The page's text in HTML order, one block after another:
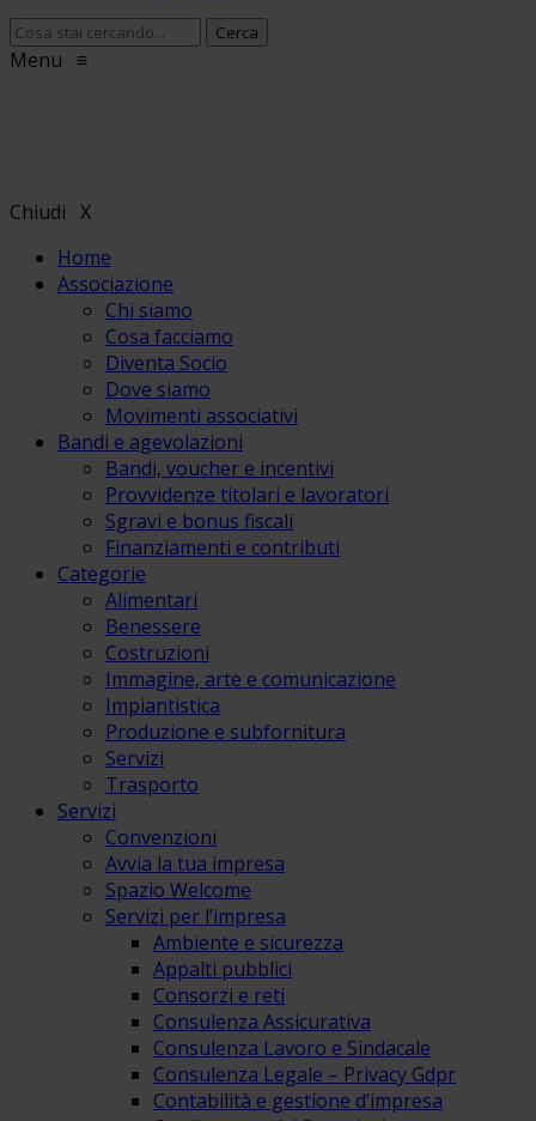
Menu ≡
Chiudi X
Home
Associazione
Chi siamo
Cosa facciamo
Diventa Socio
Dove siamo
Movimenti associativi
Bandi e agevolazioni
Bandi, voucher e incentivi
Provvidenze titolari e lavoratori
Sgravi e bonus fiscali
Finanziamenti e contributi
Categorie
Alimentari
Benessere
Costruzioni
Immagine, arte e comunicazione
Impiantistica
Produzione e subfornitura
Servizi
Trasporto
Servizi
Convenzioni
Avvia la tua impresa
Spazio Welcome
Servizi per l’impresa
Ambiente e sicurezza
Appalti pubblici
Consorzi e reti
Consulenza Assicurativa
Consulenza Lavoro e Sindacale
Consulenza Legale – Privacy Gdpr
Contabilità e gestione d’impresa